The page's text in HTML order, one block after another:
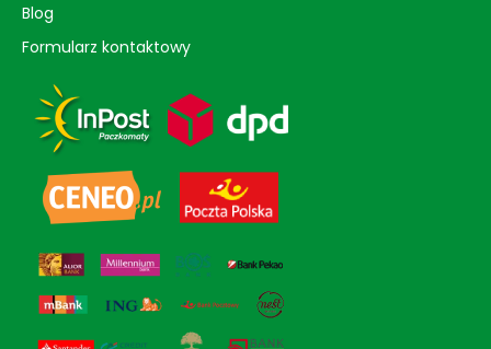
Blog
Formularz kontaktowy